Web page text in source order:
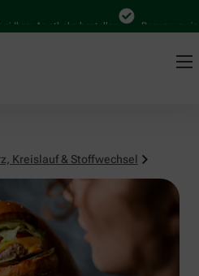
Apotheke bestellen Bequem
Kreislauf & Stoffwechsel